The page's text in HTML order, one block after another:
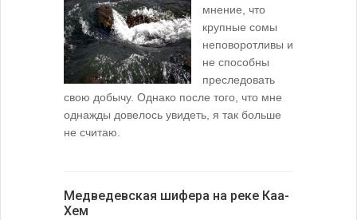
мнение, что
крупные сомы
неповоротливы и
не способны
преследовать
свою добычу. Однако после того, что мне
однажды довелось увидеть, я так больше
не считаю.
Медведевская шифера на реке Каа-
Хем